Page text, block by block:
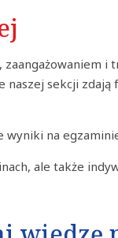
sekcji
wyniki na
ale także